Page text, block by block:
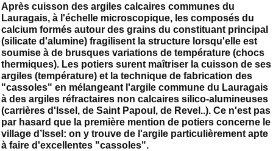
Après cuisson des argiles calcaires communes du
Lauragais, à l'échelle microscopique, les composés du
calcium formés autour des grains du constituant principal
(silicate d'alumine) fragilisent la structure lorsqu'elle est
soumise à de brusques variations de température (chocs
thermiques). Les potiers surent maîtriser la cuisson de ses
argiles (température) et la technique de fabrication des
"cassoles" en mélangeant l'argile commune du Lauragais
à des argiles réfractaires non calcaires silico-alumineuses
(carrières d'Issel, de Saint Papoul, de Revel..). Ce n'est pas
par hasard que la première mention de potiers concerne le
village d’Issel: on y trouve de l'argile particulièrement apte
à faire d'excellentes "cassoles".